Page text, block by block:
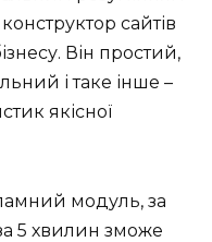
сайтів
Він простий,
і таке інше –
якісної
модуль, за
5 хвилин зможе